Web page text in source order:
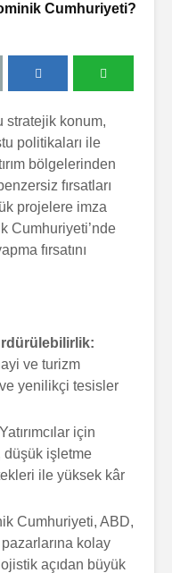
Cumhuriyeti?
stratejik konum,
politikaları ile
bölgelerinden
fırsatları
projelere imza
Cumhuriyeti’nde
fırsatını
ve turizm
yenilikçi tesisler
Yatırımcılar için
düşük işletme
ile yüksek kâr
Cumhuriyeti, ABD,
kolay
açıdan büyük